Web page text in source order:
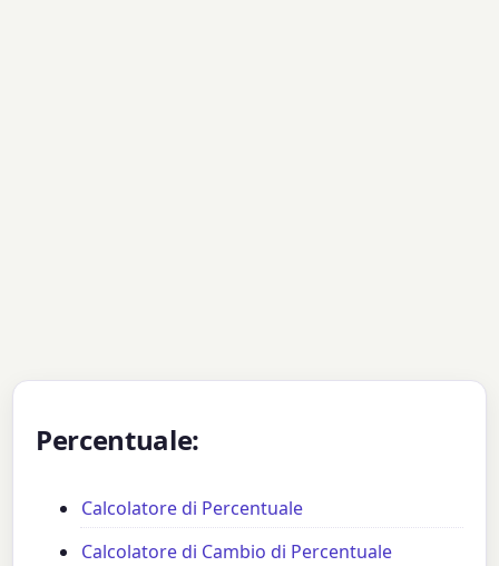
Percentuale:
Calcolatore di Percentuale
Calcolatore di Cambio di Percentuale